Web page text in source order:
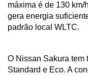
máxima é de 130
gera energia
padrão local WLTC.
O Nissan Sakura tem
Standard e Eco. A